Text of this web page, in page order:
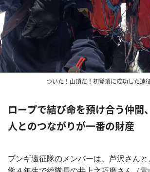
ついた！山頂だ！初登頂に成功した遠
ロープで結び命を預け合う仲間
人とのつながりが一番の財産
プンギ遠征隊のメンバーは、芦沢さん